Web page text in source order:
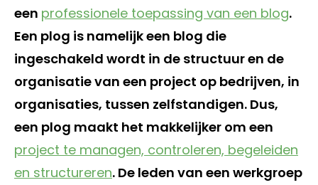
een professionele toepassing van een blog.
Een plog is namelijk een blog die
ingeschakeld wordt in de structuur en de
organisatie van een project op bedrijven, in
organisaties, tussen zelfstandigen. Dus,
een plog maakt het makkelijker om een
project te managen, controleren, begeleiden
en structureren. De leden van een werkgroep